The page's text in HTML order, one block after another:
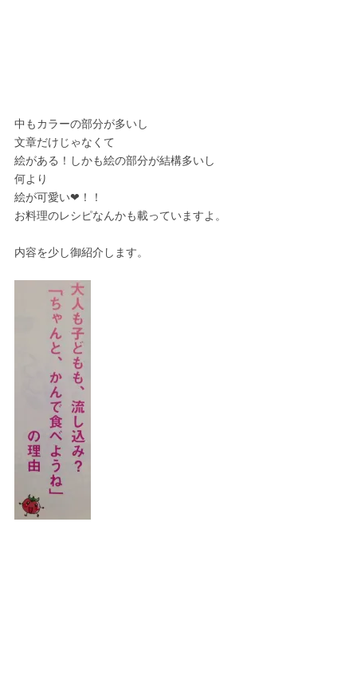
中もカラーの部分が多いし
文章だけじゃなくて
絵がある！しかも絵の部分が結構多いし
何より
絵が可愛い❤！！
お料理のレシピなんかも載っていますよ。
内容を少し御紹介します。